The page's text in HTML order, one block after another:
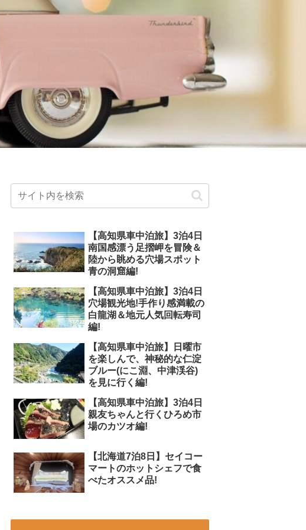
【高知県車中泊旅】3泊4日
南国感漂う足摺岬を冒険＆
陸から眺める穴場スポット
青の洞窟編!
【高知県車中泊旅】3泊4日
穴場観光地!手作り感満載の
白龍湖＆地元人気回転寿司
編!
【高知県車中泊旅】日曜市
を楽しんで、神秘的な仁淀
ブルー(にこ淵、中津渓谷)
を見に行く編!
【高知県車中泊旅】3泊4日
親友ちゃんと行くひろめ市
場のカツオ編!
【北海道7泊8日】セイコー
マートのホットシェフで食
べたオススメ品!